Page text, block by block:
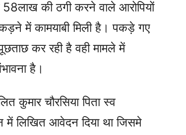
की ठगी करने वाले आरोपियों
में कामयाबी मिली है। पकड़े गए
कर रही है वही मामले में
है।
कुमार चौरसिया पिता स्व
में लिखित आवेदन दिया था जिसमे